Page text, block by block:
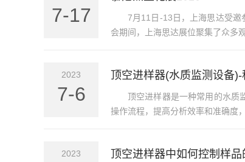
7-17
7月11日-13日，上海思达受邀
会期间，上海思达展位聚集了众多
2023
7-6
顶空进样器(水质监测设备)-
顶空进样器是一种常用的水质
操作流程，提高分析效率和准确度
2023 顶空进样器中如何控制样品